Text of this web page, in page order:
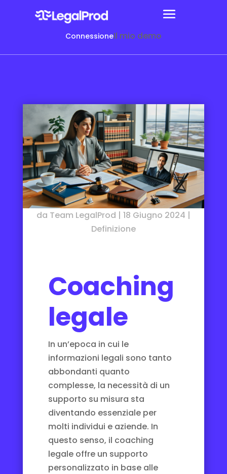
ConnessioneIl mio demo
da Team LegalProd | 18 Giugno 2024 |
Definizione
Coaching
legale
In un’epoca in cui le
informazioni legali sono tanto
abbondanti quanto
complesse, la necessità di un
supporto su misura sta
diventando essenziale per
molti individui e aziende. In
questo senso, il coaching
legale offre un supporto
personalizzato in base alle